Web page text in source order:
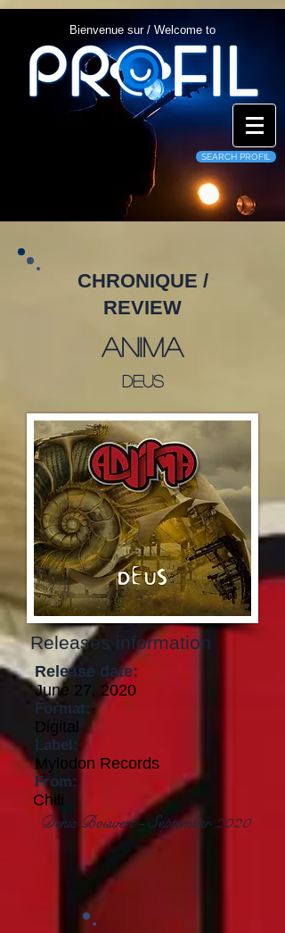
Bienvenue sur / Welcome to
SEARCH PROFIL
CHRONIQUE /
REVIEW
Anima
Deus
Releases information
Release date:
June 27, 2020
Format:
Digital
Label:
Mylodon Records
From:
Chili
Denis Boisvert - September 2020